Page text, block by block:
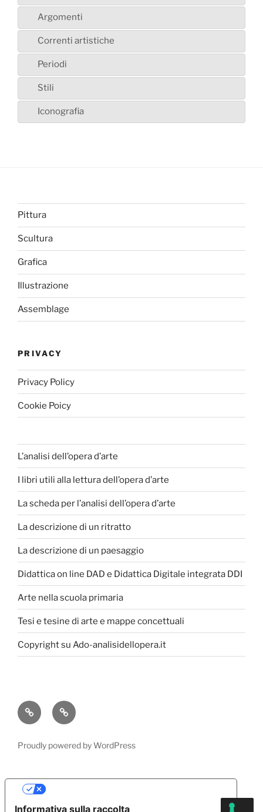
Argomenti
Correnti artistiche
Periodi
Stili
Iconografia
Pittura
Scultura
Grafica
Illustrazione
Assemblage
PRIVACY
Privacy Policy
Cookie Poicy
L’analisi dell’opera d’arte
I libri utili alla lettura dell’opera d’arte
La scheda per l’analisi dell’opera d’arte
La descrizione di un ritratto
La descrizione di un paesaggio
Didattica on line DAD e Didattica Digitale integrata DDI
Arte nella scuola primaria
Tesi e tesine di arte e mappe concettuali
Copyright su Ado-analisidellopera.it
Privacy
Policy
Cookie
Poicy
Proudly powered by WordPress
Informativa sulla raccolta
Le tue preferenze relative alla privacy